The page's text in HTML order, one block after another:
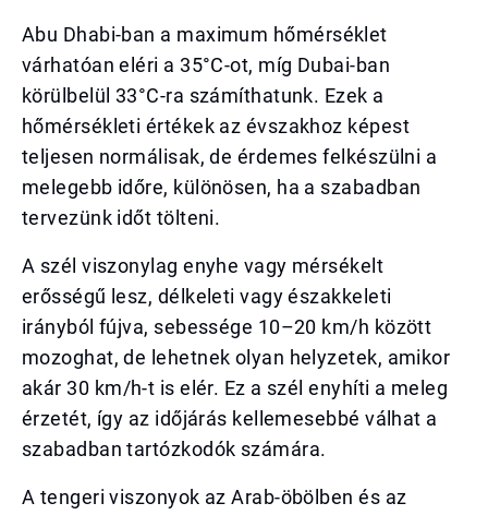
Abu Dhabi-ban a maximum hőmérséklet
várhatóan eléri a 35°C-ot, míg Dubai-ban
körülbelül 33°C-ra számíthatunk. Ezek a
hőmérsékleti értékek az évszakhoz képest
teljesen normálisak, de érdemes felkészülni a
melegebb időre, különösen, ha a szabadban
tervezünk időt tölteni.
A szél viszonylag enyhe vagy mérsékelt
erősségű lesz, délkeleti vagy északkeleti
irányból fújva, sebessége 10–20 km/h között
mozoghat, de lehetnek olyan helyzetek, amikor
akár 30 km/h-t is elér. Ez a szél enyhíti a meleg
érzetét, így az időjárás kellemesebbé válhat a
szabadban tartózkodók számára.
A tengeri viszonyok az Arab-öbölben és az